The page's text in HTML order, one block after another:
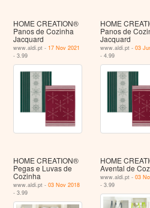
HOME CREATION®
Panos de Cozinha
Jacquard
www.aldi.pt - 17 Nov 2021
- 3.99
HOME
Panos de
Jacquard
www.aldi.pt - 03
- 4.99
HOME CREATION®
Pegas e Luvas de
Cozinha
www.aldi.pt -03 Nov 2018
- 3.99
HOME
Avental de
www.aldi.pt - 03
- 3.99